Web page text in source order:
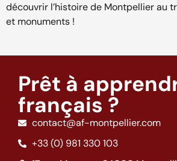
découvrir l’histoire de Montpellier au
et monuments !
Prêt à
français ?
contact@af-montpellier.com
+33 (0) 981 330 103